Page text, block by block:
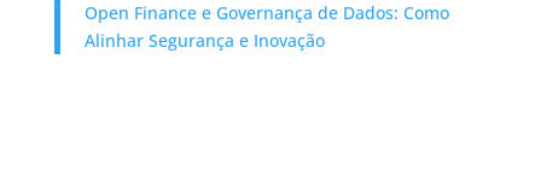
​Open Finance e Governança de Dados: Como
Alinhar Segurança e Inovação​